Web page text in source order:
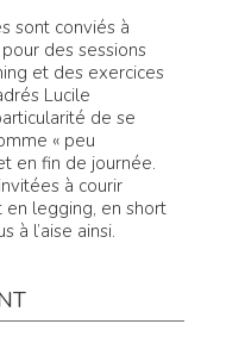
sont conviés à
des sessions
et des exercices
Lucile
de se
« peu
en fin de journée.
à courir
legging, en short
à l’aise ainsi.